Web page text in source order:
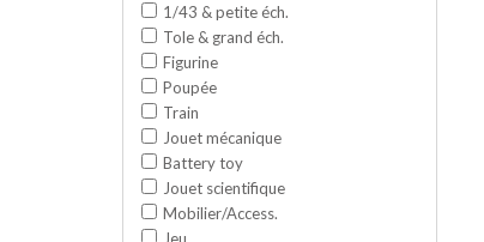
1/43 & petite éch.
Tole & grand éch.
Figurine
Poupée
Train
Jouet mécanique
Battery toy
Jouet scientifique
Mobilier/Access.
Jeu